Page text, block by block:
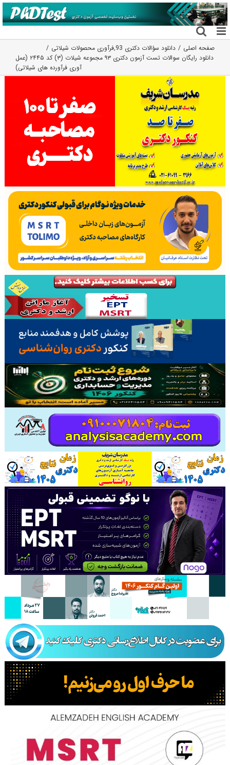
رفتن
به
محتوا
صفحه اصلی دانلود سؤالات دکتری 93 ,فرآوری محصولات شیلاتی
دانلود رایگان سوالات تست آزمون دکتری ۹۳ مجموعه شیلات (۳) کد ۲۴۴۵ (عمل
آوری فرآورده های شیلاتی)